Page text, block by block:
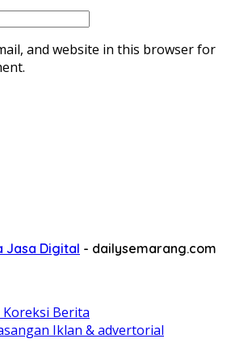
and website in this browser for
Jasa Digital - dailysemarang.com
Koreksi Berita
Iklan & advertorial